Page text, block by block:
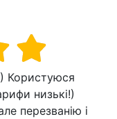
Користуюся
низькі!)
перезванію і